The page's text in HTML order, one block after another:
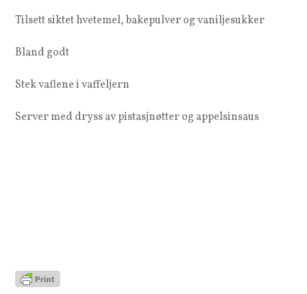
Tilsett siktet hvetemel, bakepulver og vaniljesukker
Bland godt
Stek vaflene i vaffeljern
Server med dryss av pistasjnøtter og appelsinsaus